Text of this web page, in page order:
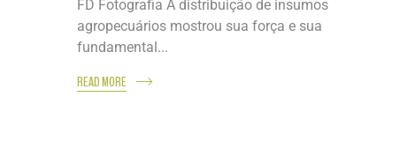
FD Fotografia A distribuição de insumos
agropecuários mostrou sua força e sua
fundamental...
READ MORE